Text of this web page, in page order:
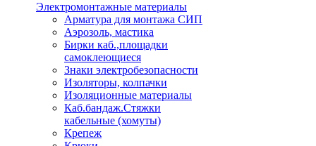
Электромонтажные материалы
Арматура для монтажа СИП
Аэрозоль, мастика
Бирки каб.,площадки
самоклеющиеся
Знаки электробезопасности
Изоляторы, колпачки
Изоляционные материалы
Каб.бандаж.Стяжки
кабельные (хомуты)
Крепеж